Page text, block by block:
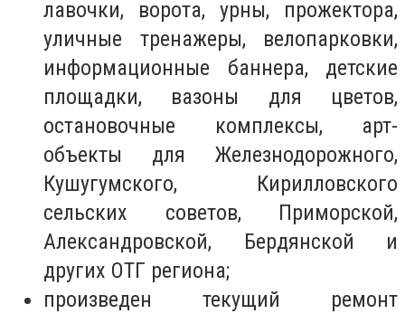
лавочки, ворота, урны, прожектора,
уличные тренажеры, велопарковки,
информационные баннера, детские
площадки, вазоны для цветов,
остановочные комплексы, арт-
объекты для Железнодорожного,
Кушугумского, Кирилловского
сельских советов, Приморской,
Александровской, Бердянской и
других ОТГ региона;
произведен текущий ремонт